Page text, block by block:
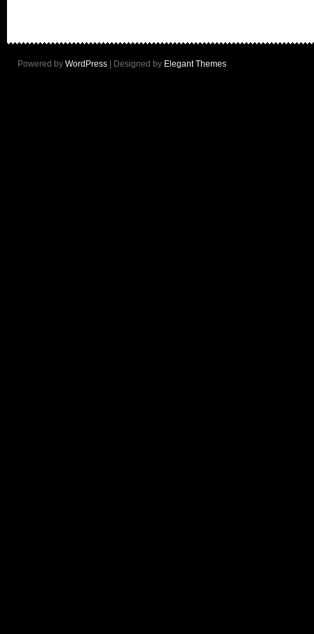
Powered by WordPress | Designed by Elegant Themes